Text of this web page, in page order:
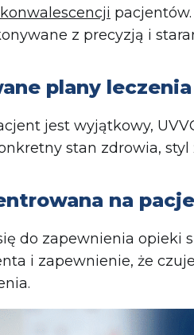
z precyzją i
plany leczenia
jest wyjątkowy,
stan zdrowia,
na
do zapewnienia
i zapewnienie, że